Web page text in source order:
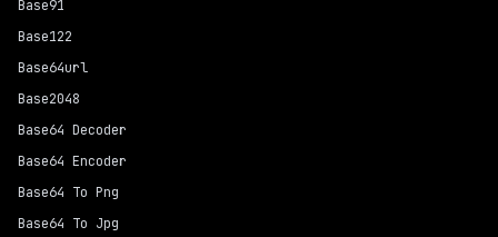
Base91
Base122
Base64url
Base2048
Base64 Decoder
Base64 Encoder
Base64 To Png
Base64 To Jpg